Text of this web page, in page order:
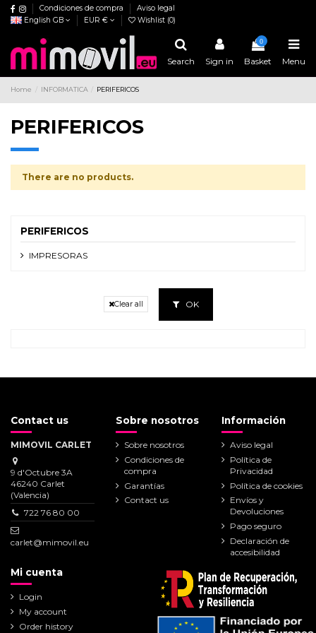
Condiciones de compra
Aviso legal
English GB
EUR € Wishlist (0)
Search Sign in
0
Basket Menu
Home INFORMATICA PERIFERICOS
PERIFERICOS
There are no products.
PERIFERICOS
IMPRESORAS
Clear all OK
Contact us
MIMOVIL CARLET
9 d'Octubre 3A
46240 Carlet
(Valencia)
722 76 80 00
carlet@mimovil.eu
Sobre nosotros
Sobre nosotros
Condiciones de
compra
Garantías
Contact us
Información
Aviso legal
Política de
Privacidad
Política de cookies
Envíos y
Devoluciones
Pago seguro
Declaración de
accesibilidad
Mi cuenta
Login
My account
Order history